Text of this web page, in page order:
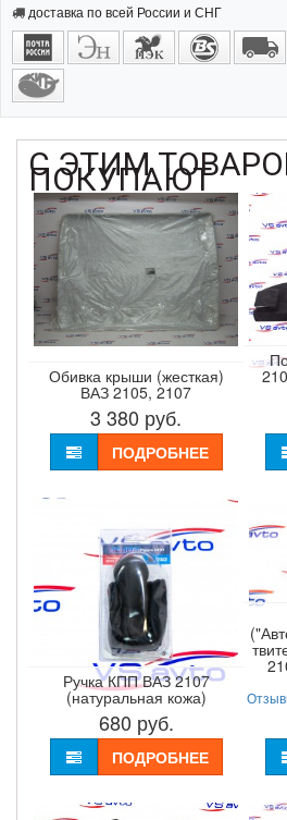
доставка по всей России и СНГ
С ЭТИМ
ПОКУПАЮТ
Обивка крыши (жесткая)
ВАЗ 2105, 2107
3 380 руб.
ПОДРОБНЕЕ
Ручка КПП ВАЗ 2107
(натуральная кожа)
680 руб.
ПОДРОБНЕЕ